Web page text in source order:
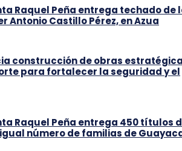
Raquel Peña entrega techado de
Antonio Castillo Pérez, en Azua
construcción de obras
para fortalecer la seguridad y el
Raquel Peña entrega 450 títulos
número de familias de